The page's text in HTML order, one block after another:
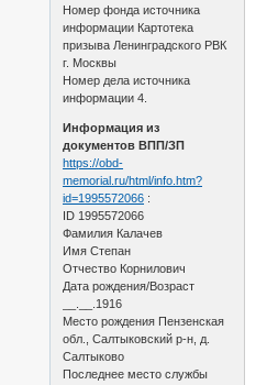
Номер фонда источника
информации Картотека
призыва Ленинградского РВК
г. Москвы
Номер дела источника
информации 4.
Информация из
документов ВПП/ЗП
https://obd-
memorial.ru/html/info.htm?
id=1995572066 :
ID 1995572066
Фамилия Калачев
Имя Степан
Отчество Корнилович
Дата рождения/Возраст
__.__.1916
Место рождения Пензенская
обл., Салтыковский р-н, д.
Салтыково
Последнее место службы